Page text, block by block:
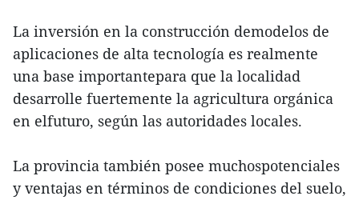
La inversión en la construcción demodelos de
aplicaciones de alta tecnología es realmente
una base importantepara que la localidad
desarrolle fuertemente la agricultura orgánica
en elfuturo, según las autoridades locales.
La provincia también posee muchospotenciales
y ventajas en términos de condiciones del suelo,